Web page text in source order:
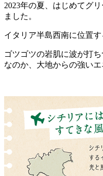
2023年の夏、はじめてグ
ました。
イタリア半島西南に位置
ゴツゴツの岩肌に波が打
なのか、大地からの強いエ